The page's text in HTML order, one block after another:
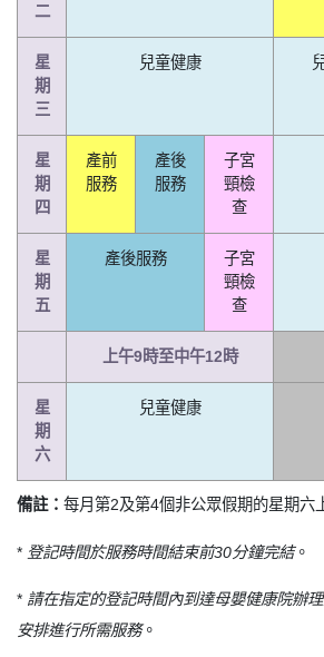
二
星
期
三
兒童健康
星
期
四
產前
服務
產後
服務
子宮
頸檢
查
星
期
五
產後服務
子宮
頸檢
查
上午9時至中午12時
星
期
六
兒童健康
備註： 每月第2及第4個非公眾假期的星期六
* 登記時間於服務時間結束前30分鐘完結。
* 請在指定的登記時間內到達母嬰健康院辦
安排進行所需服務。